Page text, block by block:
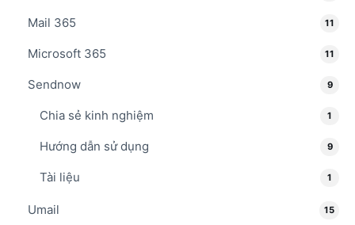
Mail 365 11
Microsoft 365 11
Sendnow 9
Chia sẻ kinh nghiệm 1
Hướng dẫn sử dụng 9
Tài liệu 1
Umail 15